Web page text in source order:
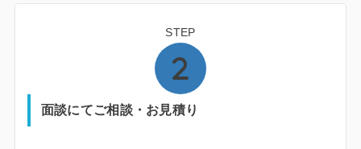
STEP
面談にてご相談・お見積り